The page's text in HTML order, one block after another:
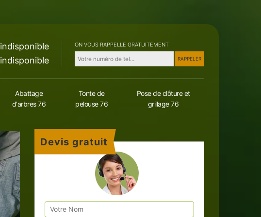
indisponible
indisponible
ON VOUS RAPPELLE GRATUITEMENT
Abattage
d'arbres 76
Tonte de
pelouse 76
Pose de clôture et
grillage 76
Devis gratuit